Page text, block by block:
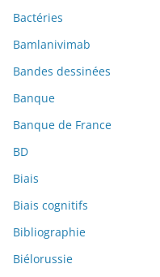
Bactéries
Bamlanivimab
Bandes dessinées
Banque
Banque de France
BD
Biais
Biais cognitifs
Bibliographie
Biélorussie